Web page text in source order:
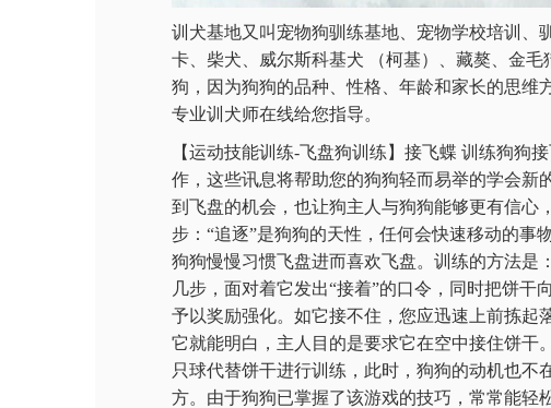
训犬基地又叫宠物狗驯练基地、宠物学校培训、
卡、柴犬、威尔斯科基犬 （柯基）、藏獒、金
狗，因为狗狗的品种、性格、年龄和家长的思维
专业训犬师在线给您指导。
【运动技能训练-飞盘狗训练】接飞蝶 训练狗狗
作，这些讯息将帮助您的狗狗轻而易举的学会新
到飞盘的机会，也让狗主人与狗狗能够更有信心
步：“追逐”是狗狗的天性，任何会快速移动的
狗狗慢慢习惯飞盘进而喜欢飞盘。训练的方法是
几步，面对着它发出“接着”的口令，同时把饼
予以奖励强化。如它接不住，您应迅速上前拣起
它就能明白，主人目的是要求它在空中接住饼干
只球代替饼干进行训练，此时，狗狗的动机也不
方。由于狗狗已掌握了该游戏的技巧，常常能轻